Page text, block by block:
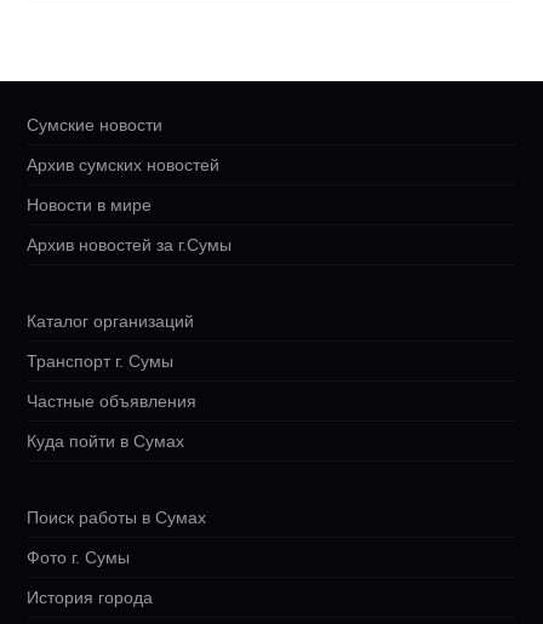
Сумские новости
Архив сумских новостей
Новости в мире
Архив новостей за г.Сумы
Каталог организаций
Транспорт г. Сумы
Частные объявления
Куда пойти в Сумах
Поиск работы в Сумах
Фото г. Сумы
История города